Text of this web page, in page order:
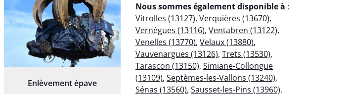
Enlèvement épave
Nous sommes également disponible à :
Vitrolles (13127), Verquières (13670),
Vernègues (13116), Ventabren (13122),
Venelles (13770), Velaux (13880),
Vauvenargues (13126), Trets (13530),
Tarascon (13150), Simiane-Collongue
(13109), Septèmes-les-Vallons (13240),
Sénas (13560), Sausset-les-Pins (13960),